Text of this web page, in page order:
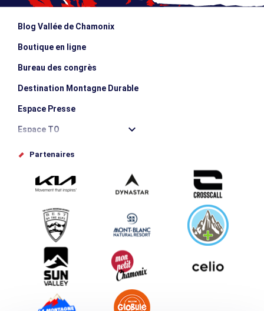
Blog Vallée de Chamonix
Boutique en ligne
Bureau des congrès
Destination Montagne Durable
Espace Presse
Espace TO
Offices de tourisme
Proposez votre évènement
Service groupes et séminaires
Téléchargements
Tourisme et handicap
Partenaires